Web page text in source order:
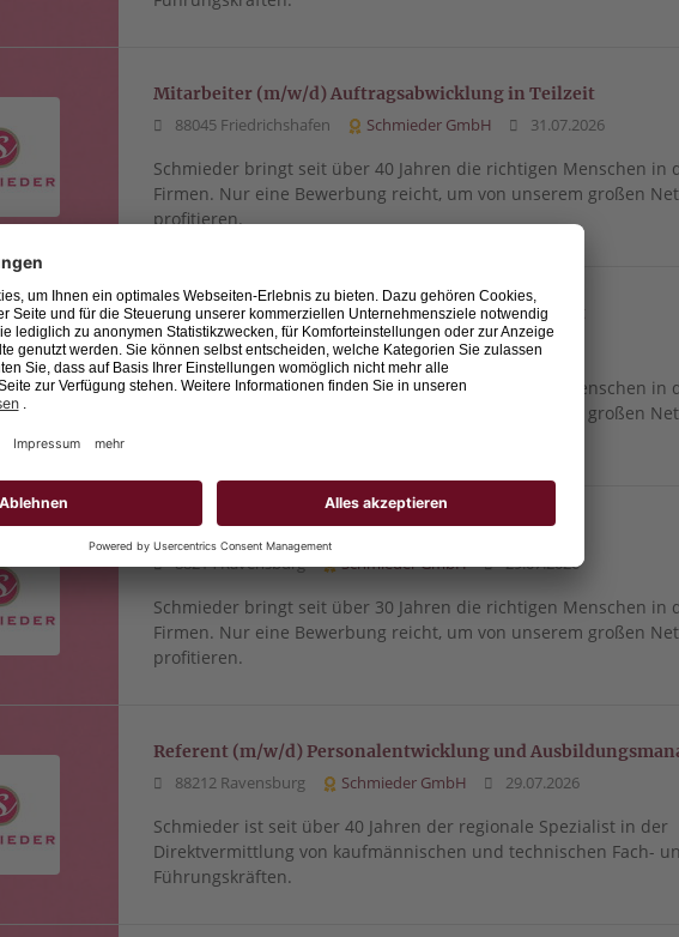
Mitarbeiter (m/w/d) Auftragsabwicklung in Teilzeit
88045 Friedrichshafen Schmieder GmbH 31.07.2026
Schmieder bringt seit über 40 Jahren die richtigen Menschen in
Firmen. Nur eine Bewerbung reicht, um von unserem großen
profitieren.
Referent (m/w/d) Objektverwaltung und Mietrecht
88212 Ravensburg Schmieder GmbH 29.07.2026
Schmieder bringt seit über 40 Jahren die richtigen Menschen in
Firmen. Nur eine Bewerbung reicht, um von unserem großen
Mitarbeiter (m/w/d) Vertriebsinnendienst
88214 Ravensburg Schmieder GmbH 29.07.2026
Schmieder bringt seit über 30 Jahren die richtigen Menschen in
Firmen. Nur eine Bewerbung reicht, um von unserem großen
profitieren.
Referent (m/w/d) Personalentwicklung und
88212 Ravensburg Schmieder GmbH 29.07.2026
Schmieder ist seit über 40 Jahren der regionale Spezialist in der
Direktvermittlung von kaufmännischen und technischen Fach-
Führungskräften.